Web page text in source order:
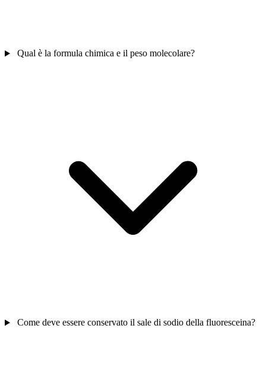
Qual è la formula chimica e il peso molecolare?
Come deve essere conservato il sale di sodio della fluoresceina?